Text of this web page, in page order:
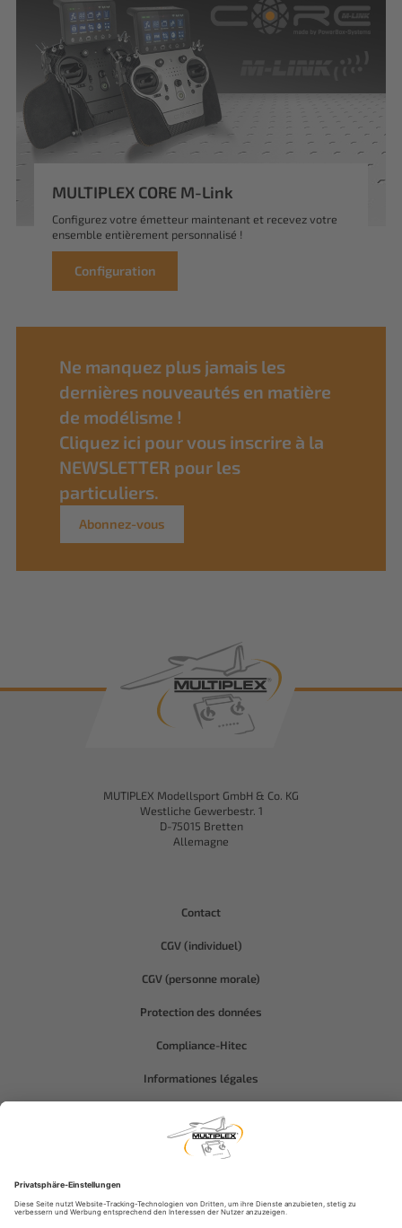
MULTIPLEX CORE M-Link
Configurez votre émetteur maintenant et recevez votre
ensemble entièrement personnalisé !
Configuration
Ne manquez plus jamais les
dernières nouveautés en matière
de modélisme !
Cliquez ici pour vous inscrire à la
NEWSLETTER pour les
particuliers.
Abonnez-vous
MUTIPLEX Modellsport GmbH & Co. KG
Westliche Gewerbestr. 1
D-75015 Bretten
Allemagne
Contact
CGV (individuel)
CGV (personne morale)
Protection des données
Compliance-Hitec
Informationes légales